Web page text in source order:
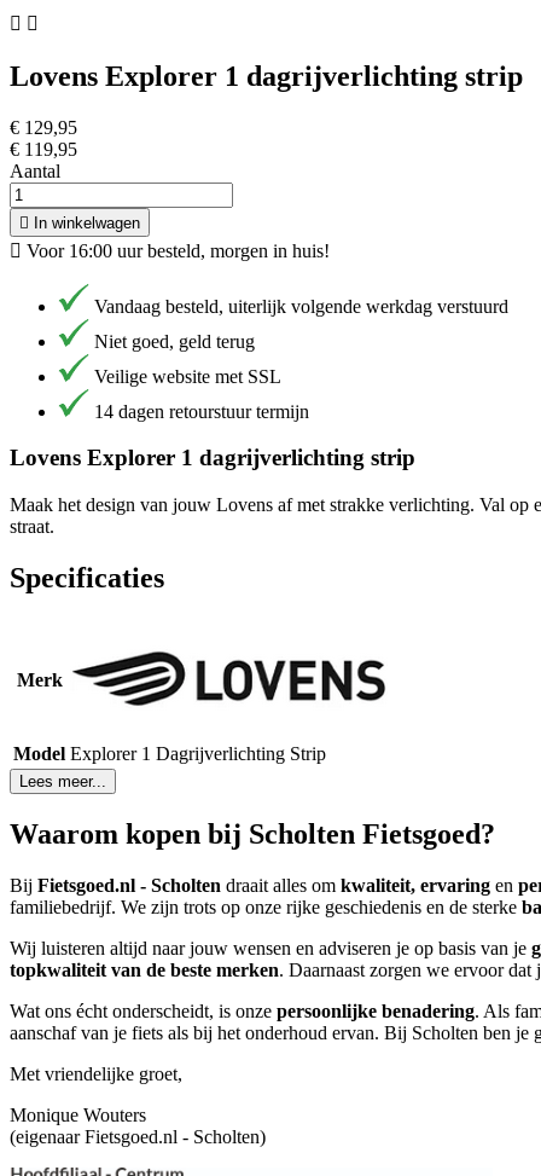
 
Lovens Explorer 1 dagrijverlichting strip
€ 129,95
€ 119,95
Aantal
 In winkelwagen
 Voor 16:00 uur besteld, morgen in huis!
Vandaag besteld, uiterlijk volgende werkdag verstuurd
Niet goed, geld terug
Veilige website met SSL
14 dagen retourstuur termijn
Lovens Explorer 1 dagrijverlichting strip
Maak het design van jouw Lovens af met strakke verlichting. Val
straat.
Specificaties
Merk
Model Explorer 1 Dagrijverlichting Strip
Lees meer...
Waarom kopen bij Scholten Fietsgoed?
Bij Fietsgoed.nl - Scholten draait alles om kwaliteit, ervaring en
familiebedrijf. We zijn trots op onze rijke geschiedenis en de sterke
Wij luisteren altijd naar jouw wensen en adviseren je op basis van je
topkwaliteit van de beste merken. Daarnaast zorgen we ervoor
Wat ons écht onderscheidt, is onze persoonlijke benadering. Als
aanschaf van je fiets als bij het onderhoud ervan. Bij Scholten ben je
Met vriendelijke groet,
Monique Wouters
(eigenaar Fietsgoed.nl - Scholten)